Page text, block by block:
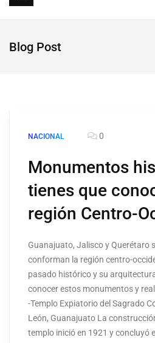
Blog Post
NACIONAL 0
Monumentos
tienes que
región Centro-
Guanajuato, Jalisco y Querétaro
conforman la región centro-
pasado histórico y su
conocer estos monumentos y
-Templo Expiatorio del Sagrado
León, Guanajuato La
templo inició en 1921 y concluyó